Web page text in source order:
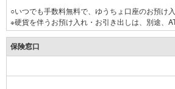
○いつでも手数料無料で、ゆうちょ口座のお預け
※硬貨を伴うお預け入れ・お引き出しは、別途、
保険窓口